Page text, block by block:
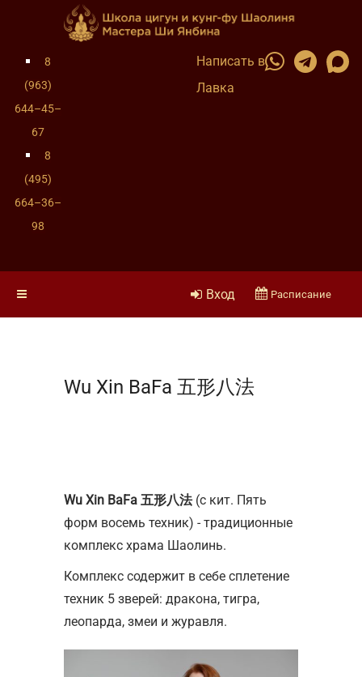
8
(963)
644–45–
67
8
(495)
664–36–
98
Написать в
Лавка
Вход Расписание
Wu Xin BaFa 五形八法
Wu Xin BaFa 五形八法(с кит. Пять
форм восемь техник) - традиционные
комплекс храма Шаолинь.
Комплекс содержит в себе сплетение
техник 5 зверей: дракона, тигра,
леопарда, змеи и журавля.